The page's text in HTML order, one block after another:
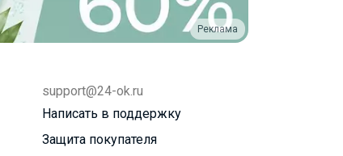
Реклама
support@24-ok.ru
Написать в поддержку
Защита покупателя